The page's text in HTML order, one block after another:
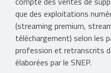
que des exploitations
(streaming premium,
téléchargement) selon les
profession et retranscrits
élaborées par le SNEP.